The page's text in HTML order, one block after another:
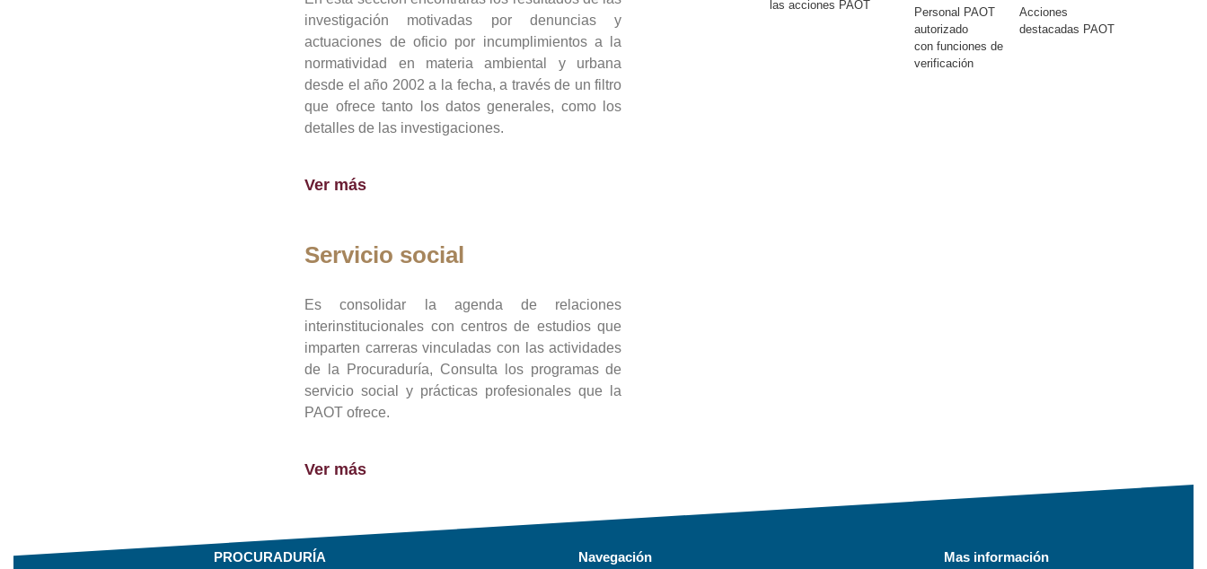
investigación motivadas por denuncias y
actuaciones de oficio por incumplimientos a la
normatividad en materia ambiental y urbana
desde el año 2002 a la fecha, a través de un filtro
que ofrece tanto los datos generales, como los
detalles de las investigaciones.
Ver más
Servicio social
Es consolidar la agenda de relaciones
interinstitucionales con centros de estudios que
imparten carreras vinculadas con las actividades
de la Procuraduría, Consulta los programas de
servicio social y prácticas profesionales que la
PAOT ofrece.
Ver más
las acciones PAOT
Personal PAOT
autorizado
con funciones de
verificación
Acciones
destacadas PAOT
PROCURADURÍA Navegación Mas información